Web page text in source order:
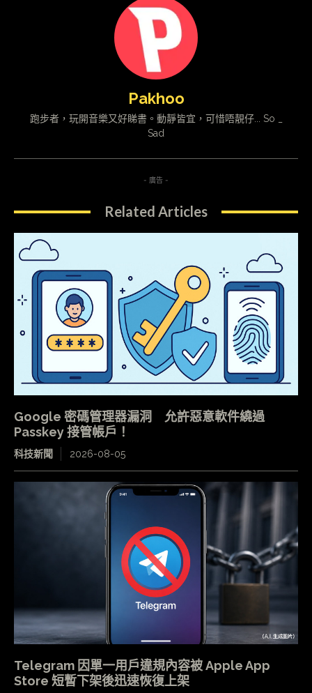
Pakhoo
跑步者，玩開音樂又好睇書。動靜皆宜，可惜唔靚仔... So _
Sad
- 廣告 -
Related Articles
Google 密碼管理器漏洞 允許惡意軟件繞過
Passkey 接管帳戶！
科技新聞 2026-08-05
Telegram 因單一用戶違規內容被 Apple App
Store 短暫下架後迅速恢復上架